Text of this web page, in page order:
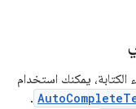
الكتابة، يمكنك استخدام
.